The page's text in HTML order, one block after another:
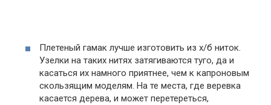
Плетеный гамак лучше изготовить из х/б ниток.
Узелки на таких нитях затягиваются туго, да и
касаться их намного приятнее, чем к капроновым
скользящим моделям. На те места, где веревка
касается дерева, и может перетереться,